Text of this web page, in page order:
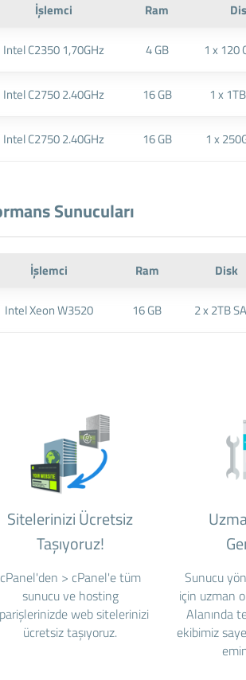
İşlemci Ram
Intel C2350 1,70GHz 4 GB 1 x 120
Intel C2750 2.40GHz 16 GB 1 x
Intel C2750 2.40GHz 16 GB 1 x
Sunucuları
İşlemci Ram Disk
Intel Xeon W3520 16 GB 2 x 2TB
Sitelerinizi Ücretsiz
Taşıyoruz!
cPanel'den > cPanel'e tüm
sunucu ve hosting
web sitelerinizi
ücretsiz taşıyoruz.
Sunucu
için uzman
Alanında
ekibimiz